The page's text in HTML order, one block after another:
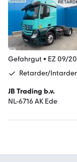
Gefahrgut • EZ 09/
Retarder/Intarder
JB Trading b.v.
NL-6716 AK Ede